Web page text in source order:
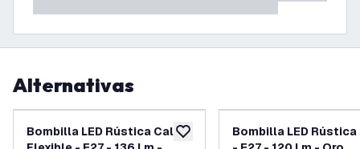
Alternativas
añadir a lista de deseos
Bombilla LED Rústica Calex
Bombilla LED Rústica